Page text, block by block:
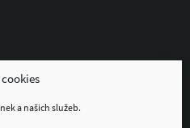
a našich služeb.